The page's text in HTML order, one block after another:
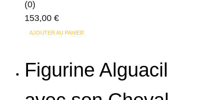
(0)
153,00 €
AJOUTER AU PANIER
Figurine Alguacil